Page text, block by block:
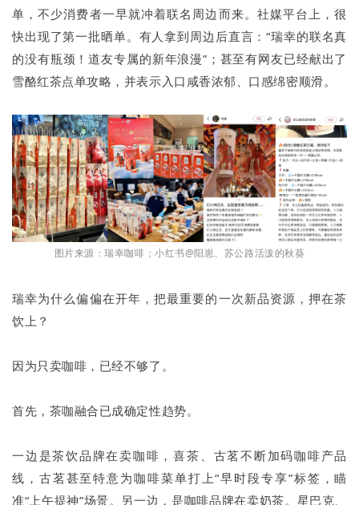
单，不少消费者一早就冲着联名周边而来。社媒平台上，很
快出现了第一批晒单。有人拿到周边后直言：“瑞幸的联名真
的没有瓶颈！道友专属的新年浪漫”；甚至有网友已经献出了
雪酪红茶点单攻略，并表示入口咸香浓郁、口感绵密顺滑。
图片来源：瑞幸咖啡；小红书@阳崽、苏公路活泼的秋葵
瑞幸为什么偏偏在开年，把最重要的一次新品资源，押在茶
饮上？
因为只卖咖啡，已经不够了。
首先，茶咖融合已成确定性趋势。
一边是茶饮品牌在卖咖啡，喜茶、古茗不断加码咖啡产品
线，古茗甚至特意为咖啡菜单打上“早时段专享”标签，瞄
准“上午提神”场景。另一边，是咖啡品牌在卖奶茶。星巴克、